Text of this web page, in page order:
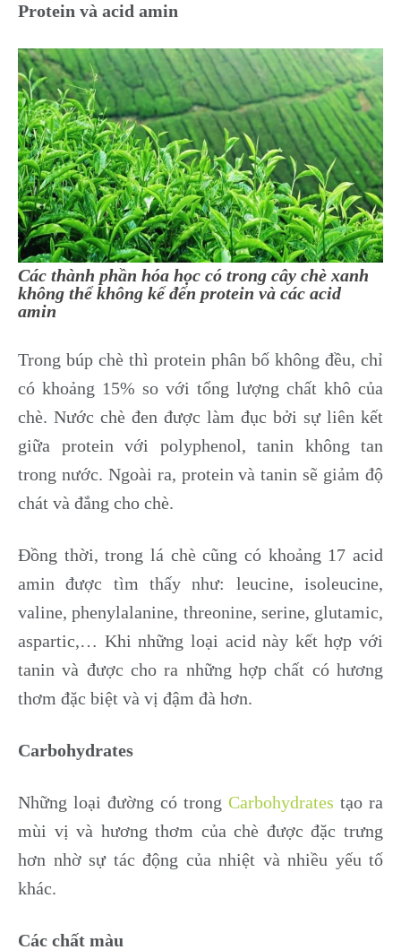
Protein và acid amin
Các thành phần hóa học có trong cây chè xanh
không thể không kể đến protein và các acid
amin
Trong búp chè thì protein phân bố không đều, chỉ
có khoảng 15% so với tổng lượng chất khô của
chè. Nước chè đen được làm đục bởi sự liên kết
giữa protein với polyphenol, tanin không tan
trong nước. Ngoài ra, protein và tanin sẽ giảm độ
chát và đắng cho chè.
Đồng thời, trong lá chè cũng có khoảng 17 acid
amin được tìm thấy như: leucine, isoleucine,
valine, phenylalanine, threonine, serine, glutamic,
aspartic,… Khi những loại acid này kết hợp với
tanin và được cho ra những hợp chất có hương
thơm đặc biệt và vị đậm đà hơn.
Carbohydrates
Những loại đường có trong Carbohydrates tạo ra
mùi vị và hương thơm của chè được đặc trưng
hơn nhờ sự tác động của nhiệt và nhiều yếu tố
khác.
Các chất màu